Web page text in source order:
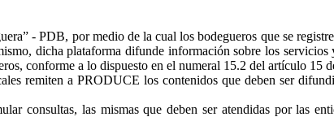
- PDB, por medio de la cual los bodegueros que se
dicha plataforma difunde información sobre los
conforme a lo dispuesto en el numeral 15.2 del artículo 15
remiten a PRODUCE los contenidos que deben ser
consultas, las mismas que deben ser atendidas por las